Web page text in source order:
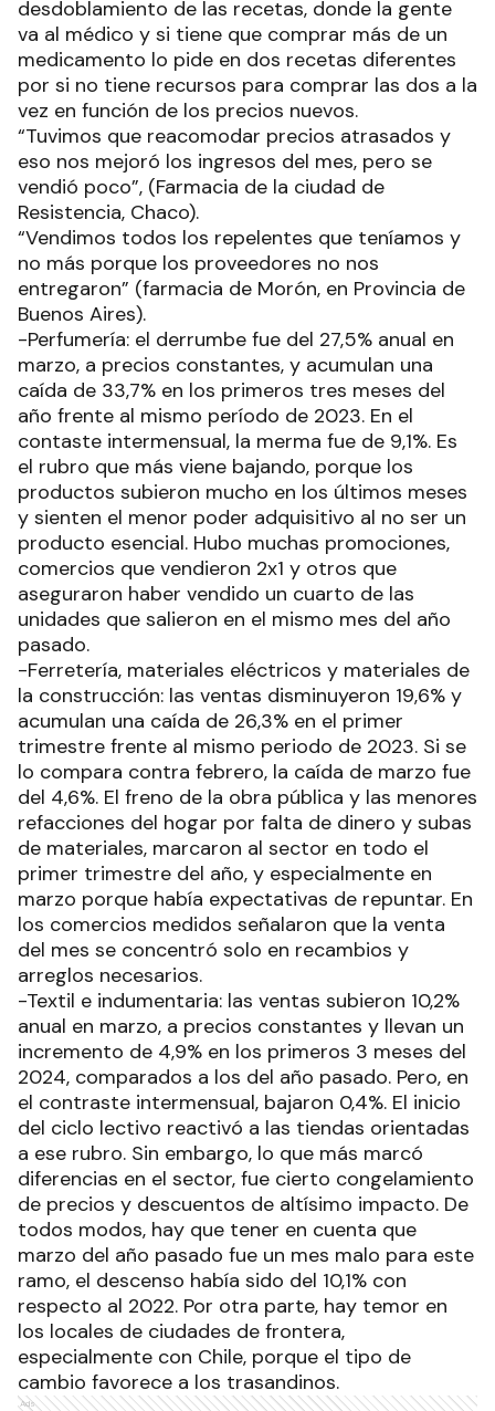
desdoblamiento de las recetas, donde la gente
va al médico y si tiene que comprar más de un
medicamento lo pide en dos recetas diferentes
por si no tiene recursos para comprar las dos a la
vez en función de los precios nuevos.
“Tuvimos que reacomodar precios atrasados y
eso nos mejoró los ingresos del mes, pero se
vendió poco”, (Farmacia de la ciudad de
Resistencia, Chaco).
“Vendimos todos los repelentes que teníamos y
no más porque los proveedores no nos
entregaron” (farmacia de Morón, en Provincia de
Buenos Aires).
-Perfumería: el derrumbe fue del 27,5% anual en
marzo, a precios constantes, y acumulan una
caída de 33,7% en los primeros tres meses del
año frente al mismo período de 2023. En el
contaste intermensual, la merma fue de 9,1%. Es
el rubro que más viene bajando, porque los
productos subieron mucho en los últimos meses
y sienten el menor poder adquisitivo al no ser un
producto esencial. Hubo muchas promociones,
comercios que vendieron 2x1 y otros que
aseguraron haber vendido un cuarto de las
unidades que salieron en el mismo mes del año
pasado.
-Ferretería, materiales eléctricos y materiales de
la construcción: las ventas disminuyeron 19,6% y
acumulan una caída de 26,3% en el primer
trimestre frente al mismo periodo de 2023. Si se
lo compara contra febrero, la caída de marzo fue
del 4,6%. El freno de la obra pública y las menores
refacciones del hogar por falta de dinero y subas
de materiales, marcaron al sector en todo el
primer trimestre del año, y especialmente en
marzo porque había expectativas de repuntar. En
los comercios medidos señalaron que la venta
del mes se concentró solo en recambios y
arreglos necesarios.
-Textil e indumentaria: las ventas subieron 10,2%
anual en marzo, a precios constantes y llevan un
incremento de 4,9% en los primeros 3 meses del
2024, comparados a los del año pasado. Pero, en
el contraste intermensual, bajaron 0,4%. El inicio
del ciclo lectivo reactivó a las tiendas orientadas
a ese rubro. Sin embargo, lo que más marcó
diferencias en el sector, fue cierto congelamiento
de precios y descuentos de altísimo impacto. De
todos modos, hay que tener en cuenta que
marzo del año pasado fue un mes malo para este
ramo, el descenso había sido del 10,1% con
respecto al 2022. Por otra parte, hay temor en
los locales de ciudades de frontera,
especialmente con Chile, porque el tipo de
cambio favorece a los trasandinos.
Ads